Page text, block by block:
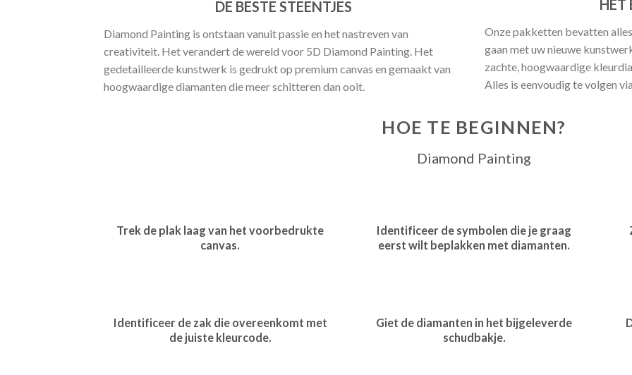
DE BESTE STEENTJES
Diamond Painting is ontstaan vanuit passie en het nastreven van
creativiteit. Het verandert de wereld voor 5D Diamond Painting. Het
gedetailleerde kunstwerk is gedrukt op premium canvas en gemaakt van
hoogwaardige diamanten die meer schitteren dan ooit.
HET
Onze pakketten bevatten
gaan met uw nieuwe
zachte, hoogwaardige
Alles is eenvoudig te volgen
HOE TE BEGINNEN?
Diamond Painting
Trek de plak laag van het voorbedrukte
canvas.
Identificeer de symbolen die je graag
eerst wilt beplakken met diamanten.
Identificeer de zak die overeenkomt met
de juiste kleurcode.
Giet de diamanten in het bijgeleverde
schudbakje.